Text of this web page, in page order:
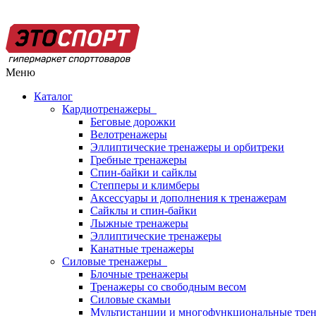
Меню
Каталог
Кардиотренажеры
Беговые дорожки
Велотренажеры
Эллиптические тренажеры и орбитреки
Гребные тренажеры
Спин-байки и сайклы
Степперы и климберы
Аксессуары и дополнения к тренажерам
Сайклы и спин-байки
Лыжные тренажеры
Эллиптические тренажеры
Канатные тренажеры
Силовые тренажеры
Блочные тренажеры
Тренажеры со свободным весом
Силовые скамьи
Мультистанции и многофункциональные